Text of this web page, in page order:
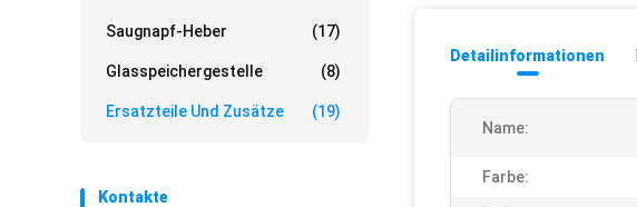
Saugnapf-Heber (17)
Glasspeichergestelle (8)
Ersatzteile Und Zusätze (19)
Kontakte
Detailinformationen
Name:
Farbe: